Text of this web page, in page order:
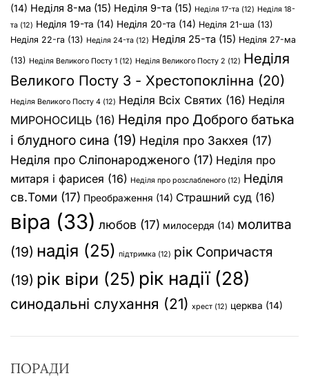
(14) Неділя 8-ма (15) Неділя 9-та (15) Неділя 17-та (12) Неділя 18-
та (12) Неділя 19-та (14) Неділя 20-та (14) Неділя 21-ша (13)
Неділя 22-га (13) Неділя 24-та (12) Неділя 25-та (15) Неділя 27-ма
(13) Неділя Великого Посту 1 (12) Неділя Великого Посту 2 (12) Неділя
Великого Посту 3 - Хрестопоклінна (20)
Неділя Великого Посту 4 (12) Неділя Всіх Святих (16) Неділя
МИРОНОСИЦЬ (16) Неділя про Доброго батька
і блудного сина (19) Неділя про Закхея (17)
Неділя про Сліпонародженого (17) Неділя про
митаря і фарисея (16) Неділя про розслабленого (12) Неділя
св.Томи (17) Преображення (14) Страшний суд (16)
віра (33) любов (17) милосердя (14) молитва
(19) надія (25) підтримка (12) рік Сопричастя
(19) рік віри (25) рік надії(28)
синодальні слухання (21) хрест (12) церква (14)
ПОРАДИ